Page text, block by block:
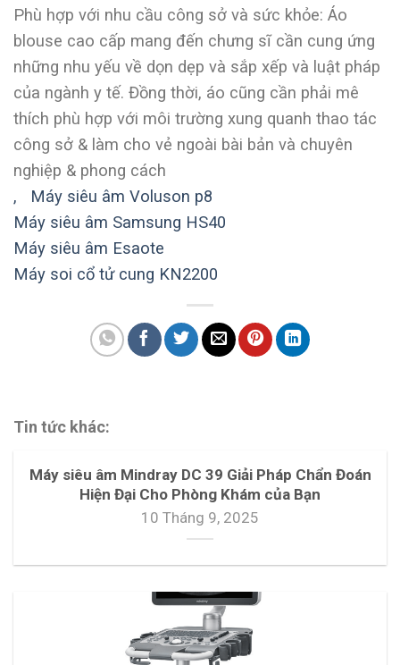
Phù hợp với nhu cầu công sở và sức khỏe: Áo
blouse cao cấp mang đến chưng sĩ cần cung ứng
những nhu yếu về dọn dẹp và sắp xếp và luật pháp
của ngành y tế. Đồng thời, áo cũng cần phải mê
thích phù hợp với môi trường xung quanh thao tác
công sở & làm cho vẻ ngoài bài bản và chuyên
nghiệp & phong cách
, Máy siêu âm Voluson p8
Máy siêu âm Samsung HS40
Máy siêu âm Esaote
Máy soi cổ tử cung KN2200
Tin tức khác:
Máy siêu âm Mindray DC 39 Giải Pháp Chẩn Đoán
Hiện Đại Cho Phòng Khám của Bạn
10 Tháng 9, 2025